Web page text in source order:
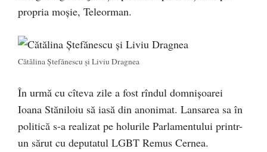
propria moșie, Teleorman.
Cătălina Ștefănescu și Liviu Dragnea
În urmă cu cîteva zile a fost rîndul domnișoarei
Ioana Stăniloiu să iasă din anonimat. Lansarea sa în
politică s-a realizat pe holurile Parlamentului printr-
un sărut cu deputatul LGBT Remus Cernea.